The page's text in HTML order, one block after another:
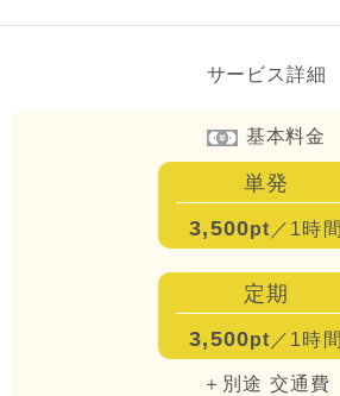
サービス詳細
基本料金
単発
3,500pt ／1時間
定期
3,500pt ／1時間
＋別途 交通費